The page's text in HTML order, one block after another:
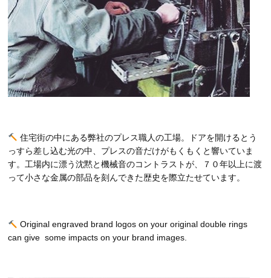
住宅街の中にある弊社のプレス職人の工場。ドアを開けるとう
っすら差し込む光の中、プレスの音だけがもくもくと響いていま
す。工場内に漂う沈黙と機械音のコントラストが、７０年以上に渡
って小さな金属の部品を刻んできた歴史を際立たせています。
Original engraved brand logos on your original double rings
can give some impacts on your brand images.